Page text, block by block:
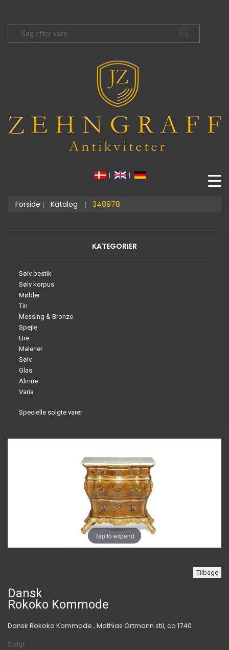
| |
Forside Katalog 348978
KATEGORIER
Sølv bestik
Sølv korpus
Møbler
Tin
Messing & Bronze
Spejle
Ure
Malerier
Sølv
Glas
Almue
Varia
Specielle solgte varer
Tap to expand
Tilbage
Dansk
Rokoko Kommode
Dansk Rokoko Kommode , Mathias Ortmann stil, ca 1740
Solgt